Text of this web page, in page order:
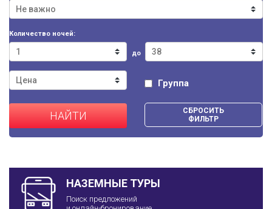
Количество ночей:
до
Группа
НАЙТИ
СБРОСИТЬ
ФИЛЬТР
НАЗЕМНЫЕ ТУРЫ
Поиск предложений